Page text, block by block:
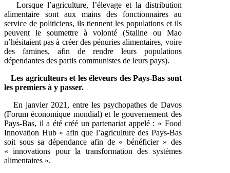
Lorsque l’agriculture, l’élevage et la distribution
alimentaire sont aux mains des fonctionnaires au
service de politiciens, ils tiennent les populations et ils
peuvent le soumettre à volonté (Staline ou Mao
n’hésitaient pas à créer des pénuries alimentaires, voire
des famines, afin de rendre leurs populations
dépendantes des partis communistes de leurs pays).
Les agriculteurs et les éleveurs des Pays-Bas sont
les premiers à y passer.
En janvier 2021, entre les psychopathes de Davos
(Forum économique mondial) et le gouvernement des
Pays-Bas, il a été créé un partenariat appelé : « Food
Innovation Hub » afin que l’agriculture des Pays-Bas
soit sous sa dépendance afin de « bénéficier » des
« innovations pour la transformation des systèmes
alimentaires ».